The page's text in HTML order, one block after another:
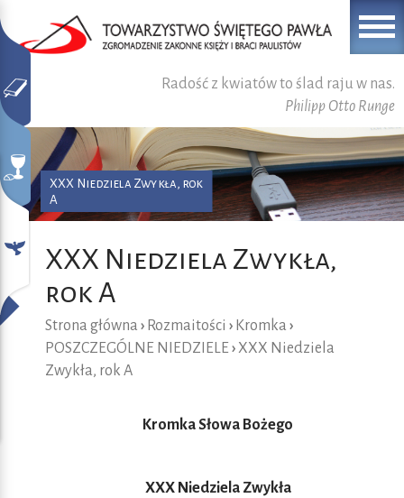
Radość z kwiatów to ślad raju w nas.
Philipp Otto Runge
XXX Niedziela Zwykła, rok
A
XXX Niedziela Zwykła,
rok A
Strona główna › Rozmaitości › Kromka ›
POSZCZEGÓLNE NIEDZIELE›XXX Niedziela
Zwykła, rok A
Kromka Słowa Bożego
XXX Niedziela Zwykła